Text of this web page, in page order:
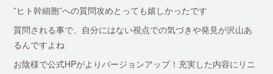
”ヒト幹細胞”への質問攻めとっても嬉しかったです
質問される事で、自分にはない視点での気づきや発見が沢山あ
るんですよね
お陰様で公式HPがよりバージョンアップ！充実した内容にリニ